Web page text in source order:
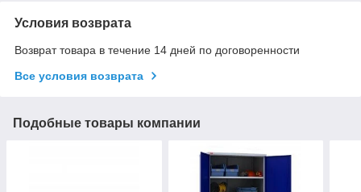
Условия возврата
Возврат товара в течение 14 дней по договоренности
Все условия возврата
Подобные товары компании